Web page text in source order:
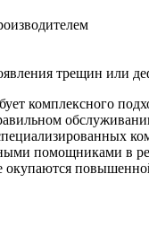
трещин или
комплексного
помощниками в